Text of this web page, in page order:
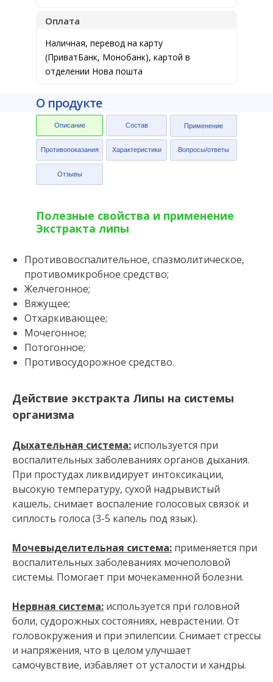
Оплата
Наличная, перевод на карту
(ПриватБанк, Монобанк), картой в
отделении Нова пошта
Описание Состав
О продукте
Применение
Противопоказания Характеристики Вопросы/ответы
Отзывы
Полезные свойства и применение
Экстракта липы
Противовоспалительное, спазмолитическое,
противомикробное средство;
Желчегонное;
Вяжущее;
Отхаркивающее;
Мочегонное;
Потогонное;
Противосудорожное средство.
Действие экстракта Липы на системы
организма
Дыхательная система: используется при
воспалительных заболеваниях органов дыхания.
При простудах ликвидирует интоксикации,
высокую температуру, сухой надрывистый
кашель, снимает воспаление голосовых связок и
сиплость голоса (3-5 капель под язык).
Мочевыделительная система: применяется при
воспалительных заболеваниях мочеполовой
системы. Помогает при мочекаменной болезни.
Нервная система: используется при головной
боли, судорожных состояниях, неврастении. От
головокружения и при эпилепсии. Снимает стрессы
и напряжения, что в целом улучшает
самочувствие, избавляет от усталости и хандры.